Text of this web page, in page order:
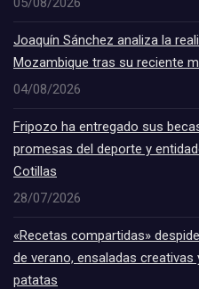
Joaquín Sánchez analiza la
Mozambique tras su reciente
04/08/2026
Fripozo ha entregado sus
promesas del deporte y
Cotillas
28/07/2026
«Recetas compartidas»
de verano, ensaladas
patatas